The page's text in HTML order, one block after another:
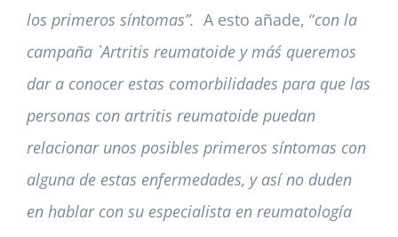
los primeros síntomas”. A esto añade, “con la
campaña `Artritis reumatoide y más´ queremos
dar a conocer estas comorbilidades para que las
personas con artritis reumatoide puedan
relacionar unos posibles primeros síntomas con
alguna de estas enfermedades, y así no duden
en hablar con su especialista en reumatología